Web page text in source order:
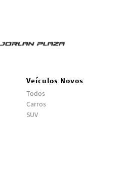
Veículos Novos
Todos
Carros
SUV